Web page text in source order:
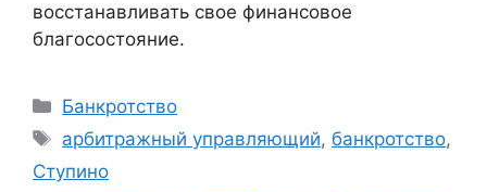
восстанавливать свое финансовое
благосостояние.
Рубрики
Банкротство
Метки
арбитражный управляющий,банкротство,
Ступино